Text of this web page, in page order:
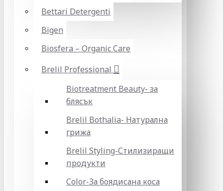
Bettari Detergenti
Bigen
Biosfera – Organic Care
Brelil Professional
Biotreatment Beauty- за
блясък
Brelil Bothalia- Натурална
грижа
Brelil Styling-Стилизиращи
продукти
Color-За боядисана коса